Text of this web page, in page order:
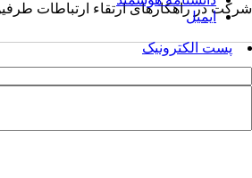
ایمیل
پست الکترونیک
شرکت در راهکارهای ارتقاء ارتباطات